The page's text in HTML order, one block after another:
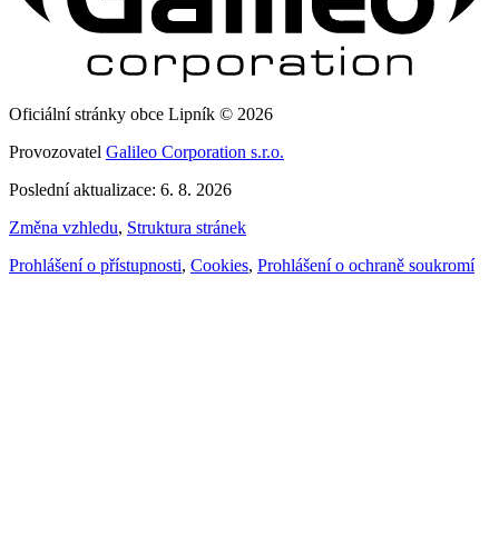
Oficiální stránky obce Lipník © 2026
Provozovatel Galileo Corporation s.r.o.
Poslední aktualizace: 6. 8. 2026
Změna vzhledu, Struktura stránek
Prohlášení o přístupnosti, Cookies, Prohlášení o ochraně soukromí